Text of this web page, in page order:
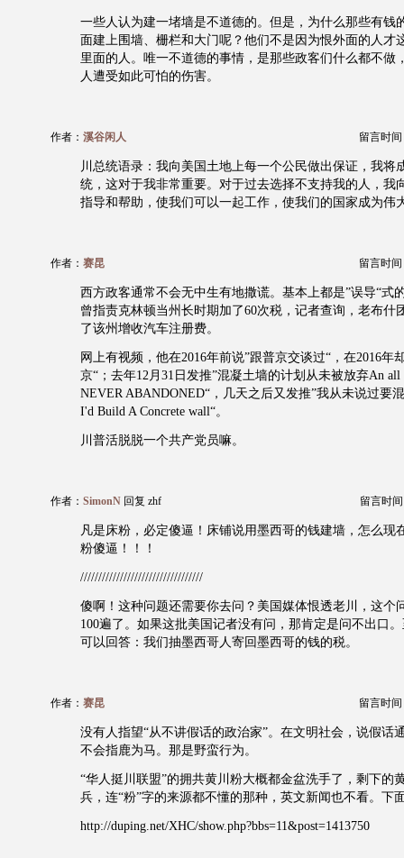
一些人认为建一堵墙是不道德的。但是，为什么那些有钱
面建上围墙、栅栏和大门呢？他们不是因为恨外面的人才
里面的人。唯一不道德的事情，是那些政客们什么都不做
人遭受如此可怕的伤害。
作者： 溪谷闲人 留言时间
川总统语录：我向美国土地上每一个公民做出保证，我将
统，这对于我非常重要。对于过去选择不支持我的人，我
指导和帮助，使我们可以一起工作，使我们的国家成为伟
作者： 赛昆 留言时间
西方政客通常不会无中生有地撒谎。基本上都是”误导“式
曾指责克林顿当州长时期加了60次税，记者查询，老布什
了该州增收汽车注册费。
网上有视频，他在2016年前说”跟普京交谈过“，在2016年
京“；去年12月31日发推”混凝土墙的计划从未被放弃An all
NEVER ABANDONED“，几天之后又发推”我从未说过要
I'd Build A Concrete wall“。
川普活脱脱一个共产党员嘛。
作者： SimonN 回复 zhf 留言时间
凡是床粉，必定傻逼！床铺说用墨西哥的钱建墙，怎么现
粉傻逼！！！
//////////////////////////////////
傻啊！这种问题还需要你去问？美国媒体恨透老川，这个
100遍了。如果这批美国记者没有问，那肯定是问不出口
可以回答：我们抽墨西哥人寄回墨西哥的钱的税。
作者： 赛昆 留言时间
没有人指望“从不讲假话的政治家”。在文明社会，说假话
不会指鹿为马。那是野蛮行为。
“华人挺川联盟”的拥共黄川粉大概都金盆洗手了，剩下的
兵，连“粉”字的来源都不懂的那种，英文新闻也不看。下
http://duping.net/XHC/show.php?bbs=11&post=1413750